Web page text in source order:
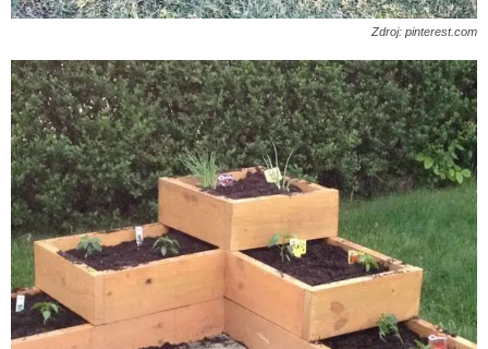
Zdroj: pinterest.com